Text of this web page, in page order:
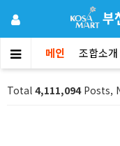
메인 조합소개
Total 4,111,094Posts,